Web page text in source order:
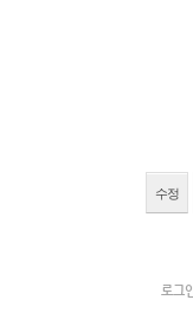
수정
로그인